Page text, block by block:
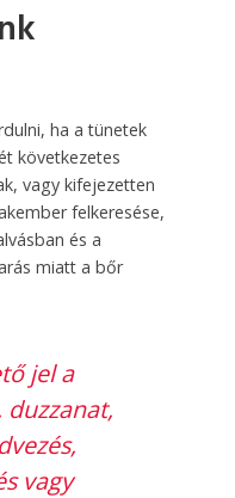
ha a tünetek
következetes
vagy kifejezetten
felkeresése,
és a
miatt a bőr
jel a
vagy